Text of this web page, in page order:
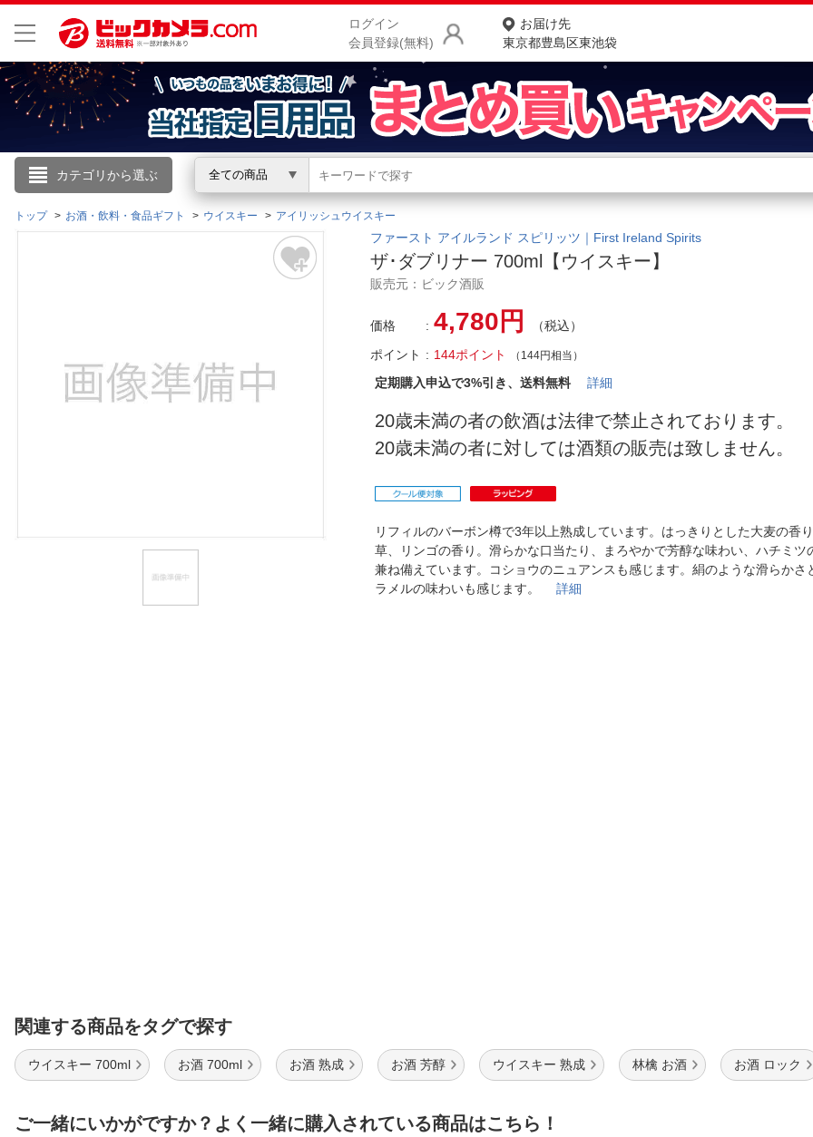
ログイン
会員登録(無料)
お届け先
東京都豊島区東池袋
カテゴリから選ぶ 全ての商品
こんにちは
ログイン
閲覧履歴
商品をさがす
ランキングからさがす
カテゴリ一覧からさがす
お客様サポート
ご利用ガイド
よくある質問・お問合せ
ご利用規約
トップ お酒・飲料・食品ギフト ウイスキー アイリッシュウイスキー
ファースト アイルランド スピリッツ｜First Ireland Spirits
ザ･ダブリナー 700ml【ウイスキー】
販売元：ビック酒販
価格 4,780円
（税込）
ポイント
144ポイント （144円相当）
定期購入申込で3%引き、送料無料詳細
20歳未満の者の飲酒は法律で禁止されております。
20歳未満の者に対しては酒類の販売は致しません。
リフィルのバーボン樽で3年以上熟成しています。はっきりとした大麦の香
草、リンゴの香り。滑らかな口当たり、まろやかで芳醇な味わい、ハチミツ
兼ね備えています。コショウのニュアンスも感じます。絹のような滑らかさ
ラメルの味わいも感じます。詳細
関連する商品をタグで探す
ウイスキー 700ml お酒 700ml お酒 熟成 お酒 芳醇 ウイスキー 熟成 林檎 お酒 お酒 ロック
ご一緒にいかがですか？よく一緒に購入されている商品はこちら！